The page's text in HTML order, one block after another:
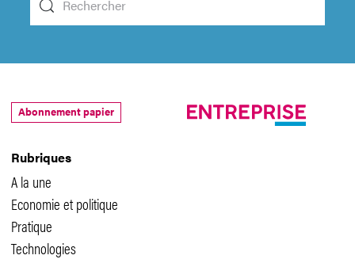
Rubriques
A la une
Economie et politique
Pratique
Technologies
Abonnement papier